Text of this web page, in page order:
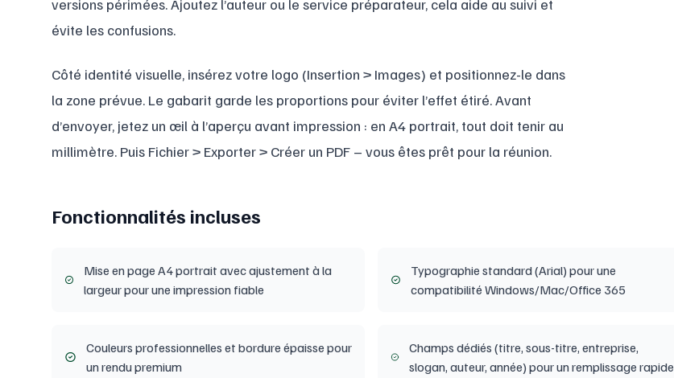
versions périmées. Ajoutez l’auteur ou le service préparateur, cela aide au suivi et
évite les confusions.
Côté identité visuelle, insérez votre logo (Insertion > Images) et positionnez-le dans
la zone prévue. Le gabarit garde les proportions pour éviter l’effet étiré. Avant
d’envoyer, jetez un œil à l’aperçu avant impression : en A4 portrait, tout doit tenir au
millimètre. Puis Fichier > Exporter > Créer un PDF – vous êtes prêt pour la réunion.
Fonctionnalités incluses
Mise en page A4 portrait avec ajustement à la
largeur pour une impression fiable
Typographie standard (Arial) pour une
compatibilité Windows/Mac/Office 365
Couleurs professionnelles et bordure épaisse pour
un rendu premium
Champs dédiés (titre, sous-titre, entreprise,
slogan, auteur, année) pour un remplissage rapide